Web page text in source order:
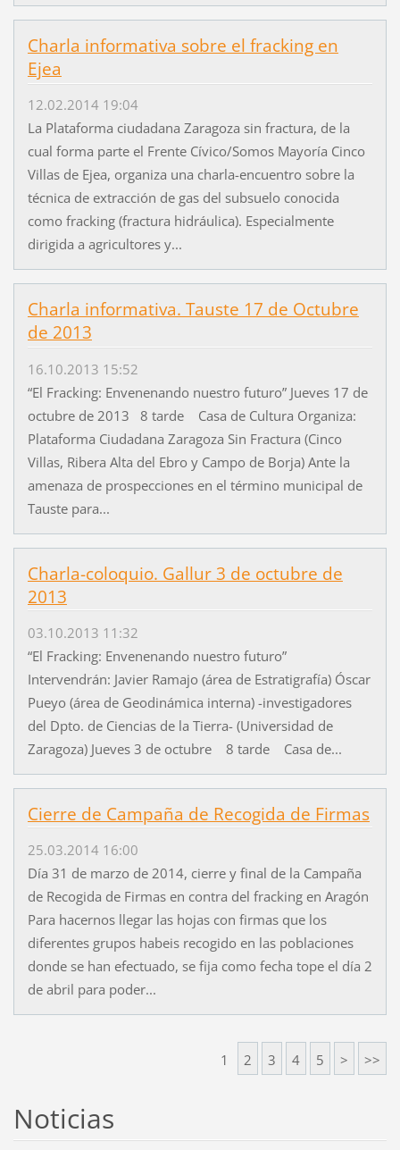
Charla informativa sobre el fracking en
Ejea
12.02.2014 19:04
La Plataforma ciudadana Zaragoza sin fractura, de la
cual forma parte el Frente Cívico/Somos Mayoría Cinco
Villas de Ejea, organiza una charla-encuentro sobre la
técnica de extracción de gas del subsuelo conocida
como fracking (fractura hidráulica). Especialmente
dirigida a agricultores y...
Charla informativa. Tauste 17 de Octubre
de 2013
16.10.2013 15:52
“El Fracking: Envenenando nuestro futuro” Jueves 17 de
octubre de 2013 8 tarde Casa de Cultura Organiza:
Plataforma Ciudadana Zaragoza Sin Fractura (Cinco
Villas, Ribera Alta del Ebro y Campo de Borja) Ante la
amenaza de prospecciones en el término municipal de
Tauste para...
Charla-coloquio. Gallur 3 de octubre de
2013
03.10.2013 11:32
“El Fracking: Envenenando nuestro futuro”
Intervendrán: Javier Ramajo (área de Estratigrafía) Óscar
Pueyo (área de Geodinámica interna) -investigadores
del Dpto. de Ciencias de la Tierra- (Universidad de
Zaragoza) Jueves 3 de octubre 8 tarde Casa de...
Cierre de Campaña de Recogida de Firmas
25.03.2014 16:00
Día 31 de marzo de 2014, cierre y final de la Campaña
de Recogida de Firmas en contra del fracking en Aragón
Para hacernos llegar las hojas con firmas que los
diferentes grupos habeis recogido en las poblaciones
donde se han efectuado, se fija como fecha tope el día 2
de abril para poder...
1 2 3 4 5 > >>
Noticias